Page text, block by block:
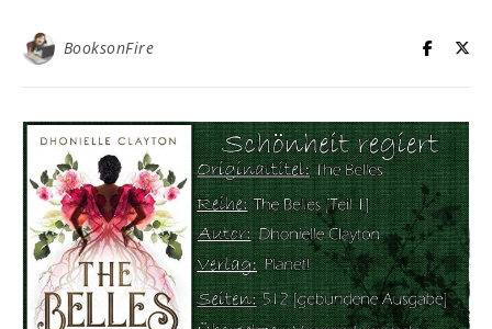
BooksonFire